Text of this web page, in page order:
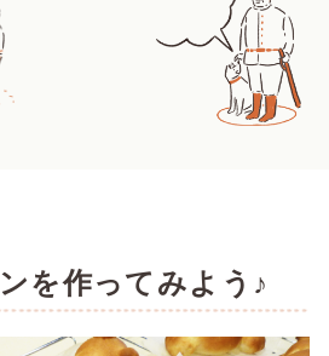
を作ってみよう♪